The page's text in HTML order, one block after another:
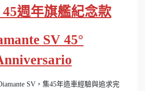
45週年旗艦紀念款
SV 45°
SV，集45年造車經驗與追求完